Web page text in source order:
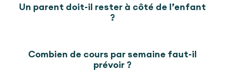
Un parent doit-il rester à côté de l’enfant
?
Combien de cours par semaine faut-il
prévoir ?